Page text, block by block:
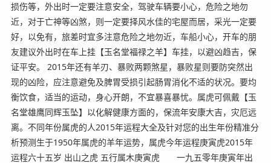
损伤等，外出时一定要注意安全，驾驶车辆要小心，危险之地勿
近，对于亡神等凶煞，则一定要择风水佳的宅屋而居，采光一定要
好，以免有，旅差时宜多注意危险之地勿近，车船小心，开车的朋
友建议外出时在车上挂【玉名堂福禄之羊】车挂，以避凶趋吉，保
证平安。 2015年还有羊刃、暴败两颗煞星，暴败星则要防突然出
现的凶险，应注意避免及脾胃受损引起肠胃消化不适的状况。要均
衡饮食，适当的运动，身心开朗，不宜暴喜暴忧。属虎可佩戴【玉
名堂雄鹰同辉玉坠】以化解健康方面的，保流年安康大吉，灾厄远
离。不同年份属虎的人2015年运程大全及针对您的出生年份精准分
析预测生于1950年属虎的羊年运势，属虎今年运程庚寅虎2015年
运程六十五岁 出山之虎 五行属木庚寅虎 一九五零年庚寅年出